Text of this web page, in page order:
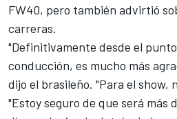
FW40, pero también advirtió
carreras.
"Definitivamente desde el
conducción, es mucho más
dijo el brasileño. "Para el show,
"Estoy seguro de que será más